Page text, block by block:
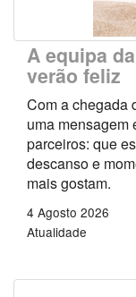
A equipa
verão feliz
Com a chegada
uma mensagem
parceiros: que
descanso e
mais gostam.
4 Agosto 2026
Atualidade